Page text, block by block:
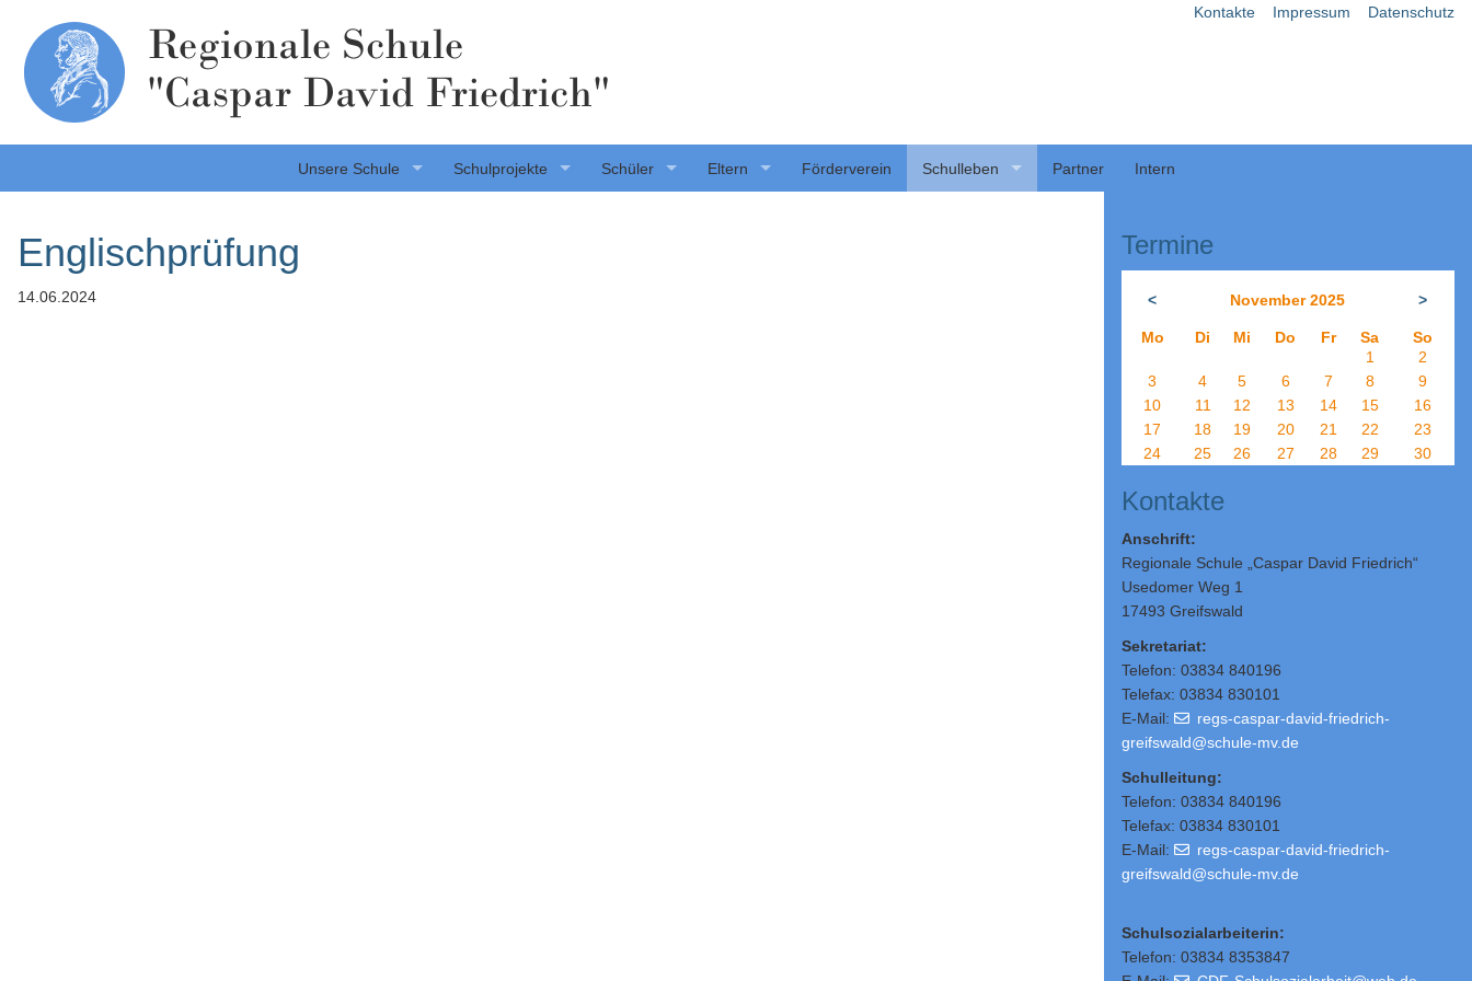
Kontakte Impressum Datenschutz
Regionale Schule
"Caspar David Friedrich"
Unsere Schule Schulprojekte Schüler Eltern Förderverein Schulleben Partner Intern
Englischprüfung
14.06.2024
Termine
< November 2025 >
Mo Di Mi Do Fr Sa
So
1
2
3
4 5 6 7 8
9
10
11 12 13 14 15
16
17
18 19 20 21 22
23
24
25 26 27 28 29 30
Kontakte
Anschrift:
Regionale Schule „Caspar David Friedrich“
Usedomer Weg 1
17493 Greifswald
Sekretariat:
Telefon: 03834 840196
Telefax: 03834 830101
E-Mail:
regs-caspar-david-friedrich-
greifswald@schule-mv.de
Schulleitung:
Telefon: 03834 840196
Telefax: 03834 830101
E-Mail:
regs-caspar-david-friedrich-
greifswald@schule-mv.de
Schulsozialarbeiterin:
Telefon: 03834 8353847